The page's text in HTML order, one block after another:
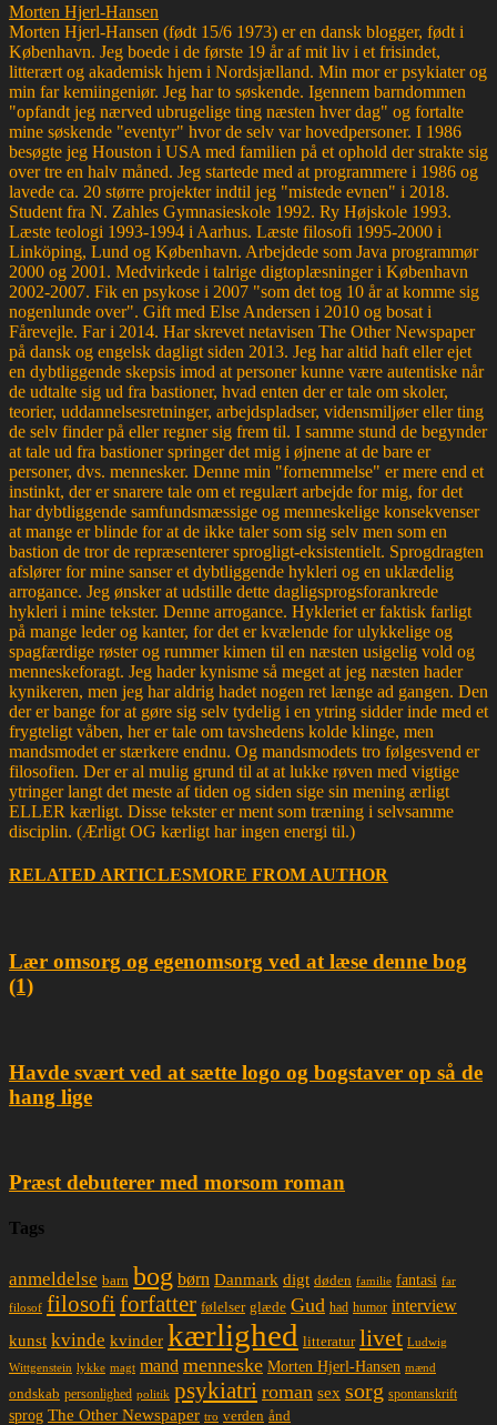
Morten Hjerl-Hansen
Morten Hjerl-Hansen (født 15/6 1973) er en dansk blogger, født i
København. Jeg boede i de første 19 år af mit liv i et frisindet,
litterært og akademisk hjem i Nordsjælland. Min mor er psykiater og
min far kemiingeniør. Jeg har to søskende. Igennem barndommen
"opfandt jeg nærved ubrugelige ting næsten hver dag" og fortalte
mine søskende "eventyr" hvor de selv var hovedpersoner. I 1986
besøgte jeg Houston i USA med familien på et ophold der strakte sig
over tre en halv måned. Jeg startede med at programmere i 1986 og
lavede ca. 20 større projekter indtil jeg "mistede evnen" i 2018.
Student fra N. Zahles Gymnasieskole 1992. Ry Højskole 1993.
Læste teologi 1993-1994 i Aarhus. Læste filosofi 1995-2000 i
Linköping, Lund og København. Arbejdede som Java programmør
2000 og 2001. Medvirkede i talrige digtoplæsninger i København
2002-2007. Fik en psykose i 2007 "som det tog 10 år at komme sig
nogenlunde over". Gift med Else Andersen i 2010 og bosat i
Fårevejle. Far i 2014. Har skrevet netavisen The Other Newspaper
på dansk og engelsk dagligt siden 2013. Jeg har altid haft eller ejet
en dybtliggende skepsis imod at personer kunne være autentiske når
de udtalte sig ud fra bastioner, hvad enten der er tale om skoler,
teorier, uddannelsesretninger, arbejdspladser, vidensmiljøer eller ting
de selv finder på eller regner sig frem til. I samme stund de begynder
at tale ud fra bastioner springer det mig i øjnene at de bare er
personer, dvs. mennesker. Denne min "fornemmelse" er mere end et
instinkt, der er snarere tale om et regulært arbejde for mig, for det
har dybtliggende samfundsmæssige og menneskelige konsekvenser
at mange er blinde for at de ikke taler som sig selv men som en
bastion de tror de repræsenterer sprogligt-eksistentielt. Sprogdragten
afslører for mine sanser et dybtliggende hykleri og en uklædelig
arrogance. Jeg ønsker at udstille dette dagligsprogsforankrede
hykleri i mine tekster. Denne arrogance. Hykleriet er faktisk farligt
på mange leder og kanter, for det er kvælende for ulykkelige og
spagfærdige røster og rummer kimen til en næsten usigelig vold og
menneskeforagt. Jeg hader kynisme så meget at jeg næsten hader
kynikeren, men jeg har aldrig hadet nogen ret længe ad gangen. Den
der er bange for at gøre sig selv tydelig i en ytring sidder inde med et
frygteligt våben, her er tale om tavshedens kolde klinge, men
mandsmodet er stærkere endnu. Og mandsmodets tro følgesvend er
filosofien. Der er al mulig grund til at at lukke røven med vigtige
ytringer langt det meste af tiden og siden sige sin mening ærligt
ELLER kærligt. Disse tekster er ment som træning i selvsamme
disciplin. (Ærligt OG kærligt har ingen energi til.)
RELATED ARTICLESMORE FROM AUTHOR
Lær omsorg og egenomsorg ved at læse denne bog
(1)
Havde svært ved at sætte logo og bogstaver op så de
hang lige
Præst debuterer med morsom roman
Tags
anmeldelse barn bog børn Danmark digt døden familie fantasi far
filosof filosofiforfatter følelser glæde Gud had humor interview
kunst kvinde kvinder kærlighed litteratur livet Ludwig
Wittgenstein lykke magt mand menneske Morten Hjerl-Hansen mænd
ondskab personlighed politik psykiatri roman sex sorg spontanskrift
sprog The Other Newspaper tro verden ånd